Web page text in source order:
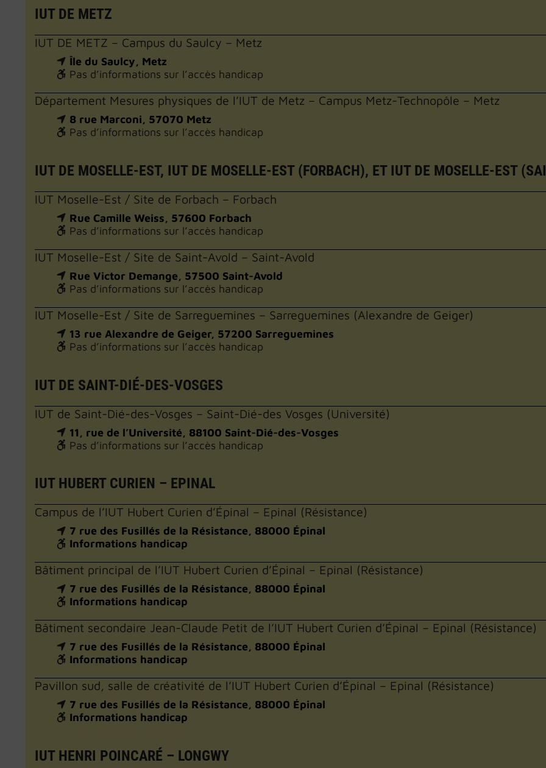
IUT DE METZ
IUT DE METZ – Campus du Saulcy – Metz
Île du Saulcy, Metz
Pas d’informations sur l’accès handicap
Département Mesures physiques de l’IUT de Metz – Campus Metz-Technopôle – Metz
8 rue Marconi, 57070 Metz
Pas d’informations sur l’accès handicap
IUT DE MOSELLE-EST, IUT DE MOSELLE-EST (FORBACH), ET IUT DE MOSELLE-EST
IUT Moselle-Est / Site de Forbach – Forbach
Rue Camille Weiss, 57600 Forbach
Pas d’informations sur l’accès handicap
IUT Moselle-Est / Site de Saint-Avold – Saint-Avold
Rue Victor Demange, 57500 Saint-Avold
Pas d’informations sur l’accès handicap
IUT Moselle-Est / Site de Sarreguemines – Sarreguemines (Alexandre de Geiger)
13 rue Alexandre de Geiger, 57200 Sarreguemines
Pas d’informations sur l’accès handicap
IUT DE SAINT-DIÉ-DES-VOSGES
IUT de Saint-Dié-des-Vosges – Saint-Dié-des Vosges (Université)
11, rue de l’Université, 88100 Saint-Dié-des-Vosges
Pas d’informations sur l’accès handicap
IUT HUBERT CURIEN – EPINAL
Campus de l’IUT Hubert Curien d’Épinal – Epinal (Résistance)
7 rue des Fusillés de la Résistance, 88000 Épinal
Informations handicap
Bâtiment principal de l’IUT Hubert Curien d’Épinal – Epinal (Résistance)
7 rue des Fusillés de la Résistance, 88000 Épinal
Informations handicap
Bâtiment secondaire Jean-Claude Petit de l’IUT Hubert Curien d’Épinal – Epinal (Résistance)
7 rue des Fusillés de la Résistance, 88000 Épinal
Informations handicap
Pavillon sud, salle de créativité de l’IUT Hubert Curien d’Épinal – Epinal (Résistance)
7 rue des Fusillés de la Résistance, 88000 Épinal
Informations handicap
IUT HENRI POINCARÉ – LONGWY